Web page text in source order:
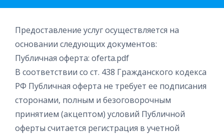
Предоставление услуг осуществляется на
основании следующих документов:
Публичная оферта: oferta.pdf
В соответствии со ст. 438 Гражданского кодекса
РФ Публичная оферта не требует ее подписания
сторонами, полным и безоговорочным
принятием (акцептом) условий Публичной
оферты считается регистрация в учетной